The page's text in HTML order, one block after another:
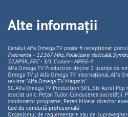
Alte informații
Canalul Alfa Omega TV poate fi recepționat
Frecventa – 12.567 Mhz, PolarizareVerticală,
S2,8PSK, FEC - 3/5, Codare - MPEG-4.
Alfa Omega TV Production deține 2 licențe de
Omega TV și Alfa Omega TV Internațional. Alfa
revista: "Alfa Omega TV Magazin".
SC Alfa Omega TV Production SRL, Str Aurel Pop
asociat unic: Pețan Tudor. Conducerea societății:
coodonator programe; Pețan Mirela: director
Cod de conduită profesională
Organismul de reglementare sau de